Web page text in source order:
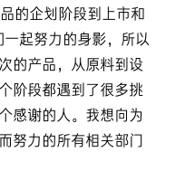
的企划阶段到上市和
起努力的身影，所以
的产品，从原料到设
阶段都遇到了很多挑
感谢的人。我想向为
努力的所有相关部门